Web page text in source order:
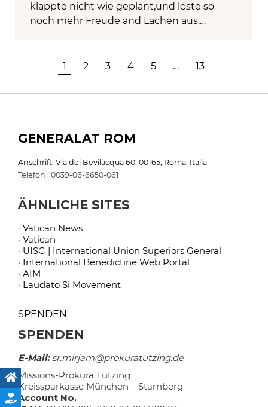
klappte nicht wie geplant,und löste so
noch mehr Freude and Lachen aus.…
1 2 3 4 5 … 13
GENERALAT ROM
Anschrift: Via dei Bevilacqua 60, 00165, Roma, Italia
Telefon : 0039-06-6650-061
ÄHNLICHE SITES
· Vatican News
· Vatican
· UISG | International Union Superiors General
· International Benedictine Web Portal
· AIM
· Laudato Si Movement
SPENDEN
SPENDEN
E-Mail:sr.mirjam@prokuratutzing.de
Missions-Prokura Tutzing
Kreissparkasse München – Starnberg
Account No.